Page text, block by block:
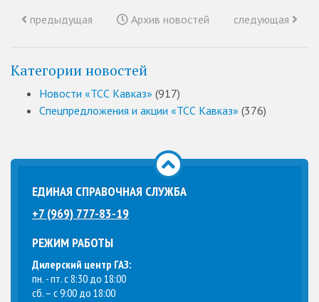
предыдущая Архив новостей следующая
Категории новостей
Новости «ТСС Кавказ» (917)
Спецпредложения и акции «ТСС Кавказ» (376)
ЕДИНАЯ СПРАВОЧНАЯ СЛУЖБА
+7 (969) 777-83-19
РЕЖИМ РАБОТЫ
Дилерский центр ГАЗ:
пн. - пт. с 8:30 до 18:00
сб. – с 9:00 до 18:00